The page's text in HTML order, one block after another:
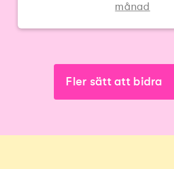
månad
Fler sätt att bidra